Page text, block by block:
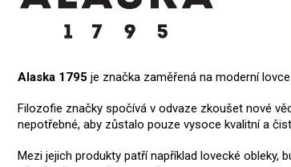
Alaska 1795 je značka zaměřená na moderní
Filozofie značky spočívá v odvaze zkoušet nové
nepotřebné, aby zůstalo pouze vysoce kvalitní a
Mezi jejich produkty patří například lovecké obleky,